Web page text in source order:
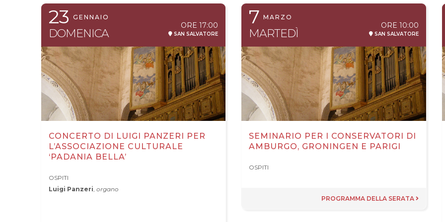
23 GENNAIO
DOMENICA
ORE17:00
SAN SALVATORE
CONCERTO DI LUIGI PANZERI PER
L’ASSOCIAZIONE CULTURALE
‘PADANIA BELLA’
OSPITI
Luigi Panzeri, organo
7 MARZO
MARTEDÌ
ORE 10:00
SAN SALVATORE
SEMINARIO PER I CONSERVATORI DI
AMBURGO, GRONINGEN E PARIGI
OSPITI
PROGRAMMA DELLA SERATA